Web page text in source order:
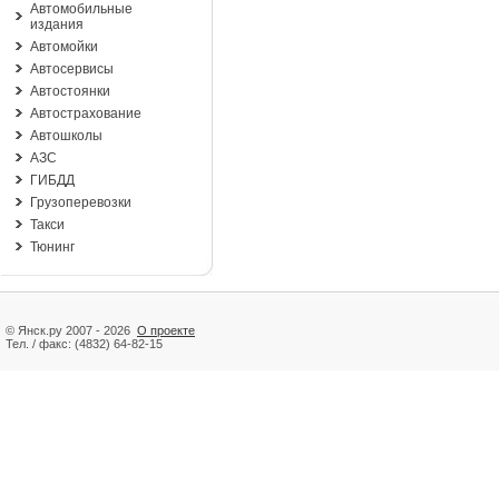
Автомобильные
издания
Автомойки
Автосервисы
Автостоянки
Автострахование
Автошколы
АЗС
ГИБДД
Грузоперевозки
Такси
Тюнинг
© Янск.ру 2007 - 2026 О проекте
Тел. / факс: (4832) 64-82-15